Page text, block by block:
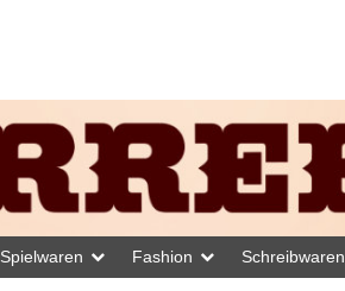
Spielwaren Fashion Schreibwaren